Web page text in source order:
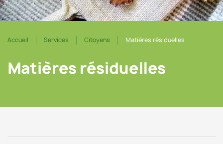
Accueil Services Citoyens Matières résiduelles
Matières résiduelles